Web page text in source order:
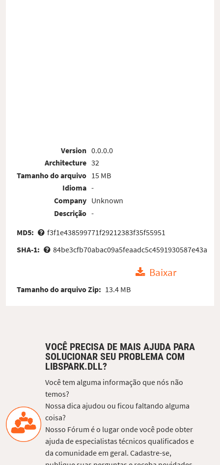
Version
Architecture
Tamanho do arquivo
Idioma
Company
Descrição
0.0.0.0
32
15 MB
-
Unknown
-
MD5:
f3f1e438599771f29212383f35f55951
SHA-1:
84be3cfb70abac09a5feaadc5c4591930587e43a
Baixar
Tamanho do arquivo Zip: 13.4 MB
VOCÊ PRECISA DE MAIS AJUDA PARA
SOLUCIONAR SEU PROBLEMA COM
LIBSPARK.DLL?
Você tem alguma informação que nós não
temos?
Nossa dica ajudou ou ficou faltando alguma
coisa?
Nosso Fórum é o lugar onde você pode obter
ajuda de especialistas técnicos qualificados e
da comunidade em geral. Cadastre-se,